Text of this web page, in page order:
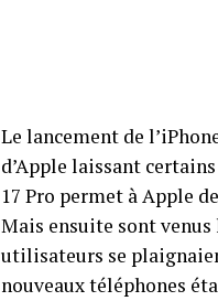
Le lancement de
d’Apple laissant
17 Pro permet à Apple
Mais ensuite sont venus
utilisateurs se
nouveaux téléphones